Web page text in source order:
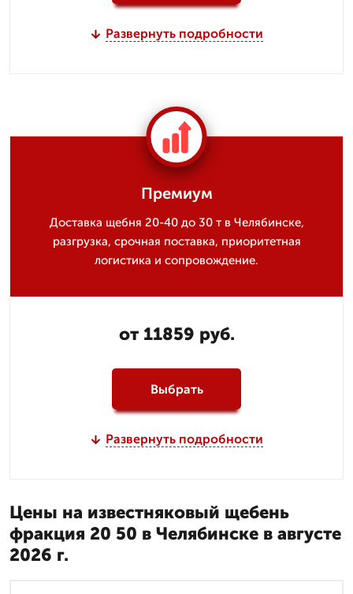
Развернуть подробности
Премиум
Доставка щебня 20-40 до 30 т в Челябинске,
разгрузка, срочная поставка, приоритетная
логистика и сопровождение.
от 11859 руб.
Выбрать
Развернуть подробности
Цены на известняковый щебень
фракция 20 50 в Челябинске в августе
2026 г.